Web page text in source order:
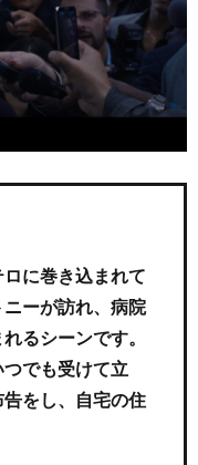
に巻き込まれて
ーが訪れ、病院
るシーンです。
でも受けて立
をし、自宅の住